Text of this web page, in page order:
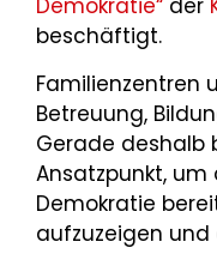
Demokratie“ der
beschäftigt.
Familienzentren
Betreuung,
Gerade deshalb
Ansatzpunkt,
Demokratie
aufzuzeigen